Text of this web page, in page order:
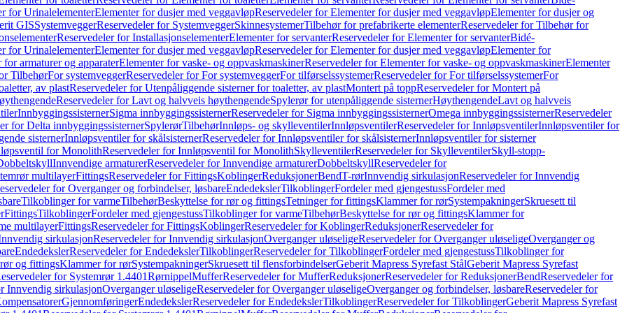
for UrinalelementerElementer for dusjer med veggavløpReservedeler for Elementer for dusjer med veggavløpElementer for dusjer og
GISSystemveggerReservedeler for SystemveggerSkinnesystemerTilbehør for prefabrikerte elementerReservedeler for Tilbehør for
Reservedeler for InstallasjonselementerElementer for servanterReservedeler for Elementer for servanterBidé-
for UrinalelementerElementer for dusjer med veggavløpReservedeler for Elementer for dusjer med veggavløpElementer for
armaturer og apparaterElementer for vaske- og oppvaskmaskinerReservedeler for Elementer for vaske- og oppvaskmaskinerElementer
TilbehørFor systemveggerReservedeler for For systemveggerFor tilførselssystemerReservedeler for For tilførselssystemerFor
av plastReservedeler for Utenpåliggende sisterner for toaletter, av plastMontert på toppReservedeler for Montert på
Reservedeler for Lavt og halvveis høythengendeSpylerør for utenpåliggende sisternerHøythengendeLavt og halvveis
InnbyggingssisternerSigma innbyggingssisternerReservedeler for Sigma innbyggingssisternerOmega innbyggingssisternerReservedeler
for Delta innbyggingssisternerSpylerørTilbehørInnløps- og skylleventilerInnløpsventilerReservedeler for InnløpsventilerInnløpsventiler for
sisternerInnløpsventiler for skålsisternerReservedeler for Innløpsventiler for skålsisternerInnløpsventiler for sisterner
for MonolithReservedeler for Innløpsventil for MonolithSkylleventilerReservedeler for SkylleventilerSkyll-stopp-
Innvendige armaturerReservedeler for Innvendige armaturerDobbeltskyllReservedeler for
multilayerFittingsReservedeler for FittingsKoblingerReduksjonerBendT-rørInnvendig sirkulasjonReservedeler for Innvendig
for Overganger og forbindelser, løsbareEndedekslerTilkoblingerFordeler med gjengestussFordeler med
Tilkoblinger for varmeTilbehørBeskyttelse for rør og fittingsTetninger for fittingsKlammer for rørSystempakningerSkruesett til
FittingsTilkoblingerFordeler med gjengestussTilkoblinger for varmeTilbehørBeskyttelse for rør og fittingsKlammer for
multilayerFittingsReservedeler for FittingsKoblingerReservedeler for KoblingerReduksjonerReservedeler for
sirkulasjonReservedeler for Innvendig sirkulasjonOverganger uløseligeReservedeler for Overganger uløseligeOverganger og
EndedekslerReservedeler for EndedekslerTilkoblingerReservedeler for TilkoblingerFordeler med gjengestussTilkoblinger for
og fittingsKlammer for rørSystempakningerSkruesett til flensforbindelserGeberit Mapress Syrefast StålGeberit Mapress Syrefast
for Systemrør 1.4401RørnippelMufferReservedeler for MufferReduksjonerReservedeler for ReduksjonerBendReservedeler for
Innvendig sirkulasjonOverganger uløseligeReservedeler for Overganger uløseligeOverganger og forbindelser, løsbareReservedeler for
GjennomføringerEndedekslerReservedeler for EndedekslerTilkoblingerReservedeler for TilkoblingerGeberit Mapress Syrefast